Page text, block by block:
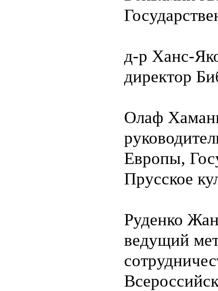
д-р Ханс-
директор
Олаф
Европы,
Прусское
Руденко
ведущий